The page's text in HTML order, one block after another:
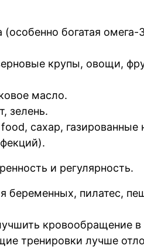
богатая омега-
крупы, овощи,
масло.
зелень.
сахар, газированные
и регулярность.
беременных, пилатес,
кровообращение в
тренировки лучше